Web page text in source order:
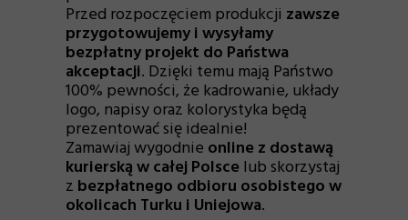
Przed rozpoczęciem produkcji zawsze
przygotowujemy i wysyłamy
bezpłatny projekt do Państwa
akceptacji. Dzięki temu mają Państwo
100% pewności, że kadrowanie, układy
logo, napisy oraz kolorystyka będą
prezentować się idealnie!
Zamawiaj wygodnie online z dostawą
kurierską w całej Polsce lub skorzystaj
z bezpłatnego odbioru osobistego w
okolicach Turku i Uniejowa.